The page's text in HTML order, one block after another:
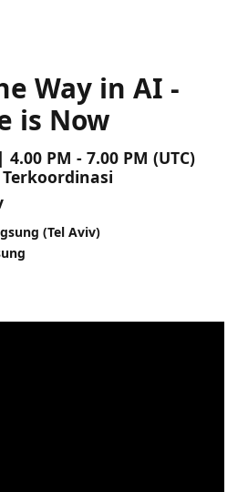
Way in AI -
is Now
PM - 7.00 PM (UTC)
(Tel Aviv)